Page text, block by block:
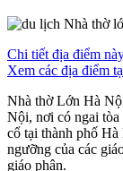
Chi tiết địa điểm
Xem các địa điểm
Nhà thờ Lớn Hà
Nội, nơi có ngai
cổ tại thành phố
ngưỡng của các
giáo phận.